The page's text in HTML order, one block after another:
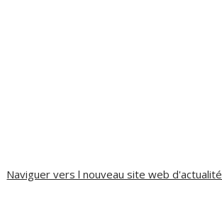
Naviguer vers l nouveau site web d'actualité